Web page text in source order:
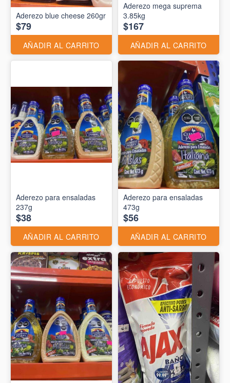
Aderezo blue cheese 260gr
$79
AÑADIR AL CARRITO
Aderezo mega suprema
3.85kg
$167
AÑADIR AL CARRITO
Aderezo para ensaladas
237g
$38
AÑADIR AL CARRITO
Aderezo para ensaladas
473g
$56
AÑADIR AL CARRITO